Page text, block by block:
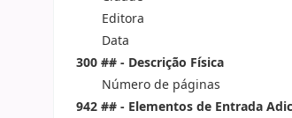
Editora
Data
300 ## - Descrição Física
Número de páginas
942 ## - Elementos de Entrada